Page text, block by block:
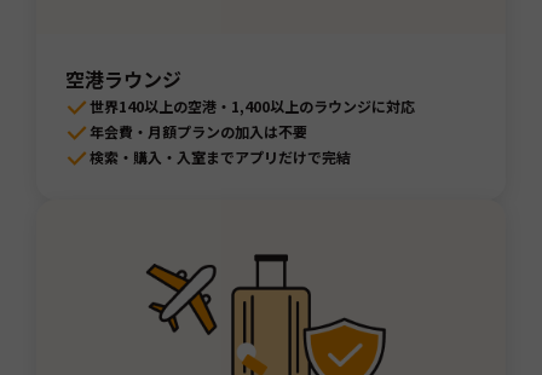
空港ラウンジ
世界140以上の空港・1,400以上のラウンジに対応
年会費・月額プランの加入は不要
検索・購入・入室までアプリだけで完結